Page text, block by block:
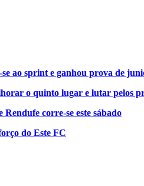
se ao sprint e ganhou prova de
o quinto lugar e lutar pelos
Rendufe corre-se este sábado
do Este FC